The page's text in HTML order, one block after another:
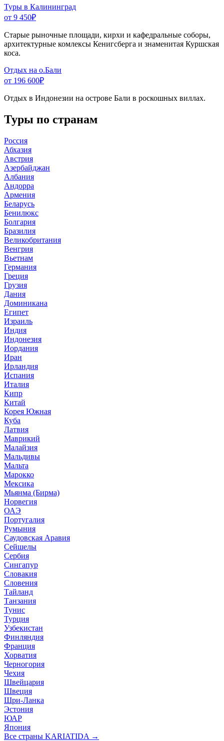
Туры в Калининград
от 9 450₽
Старые рыночные площади, кирхи и кафедральные соборы,
архитектурные комлексы Кенигсберга и знаменитая Куршская
коса.
Отдых на о.Бали
от 196 600₽
Отдых в Индонезии на острове Бали в роскошных виллах.
Туры по странам
Россия
Абхазия
Австрия
Азербайджан
Албания
Андорра
Армения
Беларусь
Бенилюкс
Болгария
Бразилия
Великобритания
Венгрия
Вьетнам
Германия
Греция
Грузия
Дания
Доминикана
Египет
Израиль
Индия
Индонезия
Иордания
Иран
Ирландия
Испания
Италия
Кипр
Китай
Корея Южная
Куба
Латвия
Маврикий
Малайзия
Мальдивы
Мальта
Марокко
Мексика
Мьянма (Бирма)
Норвегия
ОАЭ
Португалия
Румыния
Саудовская Аравия
Сейшелы
Сербия
Сингапур
Словакия
Словения
Тайланд
Танзания
Тунис
Турция
Узбекистан
Финляндия
Франция
Хорватия
Черногория
Чехия
Швейцария
Швеция
Шри-Ланка
Эстония
ЮАР
Япония
Все страны KARIATIDA →